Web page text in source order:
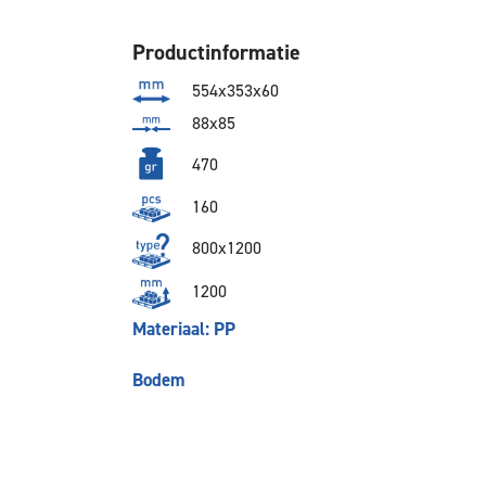
Productinformatie
554x353x60
88x85
470
160
800x1200
1200
Materiaal: PP
Bodem